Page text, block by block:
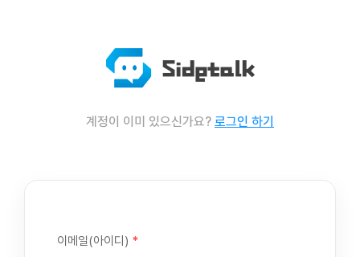
계정이 이미 있으신가요? 로그인 하기
이메일(아이디) *